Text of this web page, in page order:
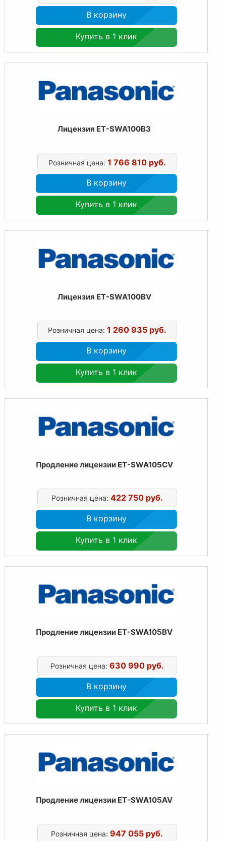
В корзину
Купить в 1 клик
Лицензия ET-SWA100B3
Розничная цена: 1 766 810 руб.
В корзину
Купить в 1 клик
Лицензия ET-SWA100BV
Розничная цена: 1 260 935 руб.
В корзину
Купить в 1 клик
Продление лицензии ET-SWA105CV
Розничная цена: 422 750 руб.
В корзину
Купить в 1 клик
Продление лицензии ET-SWA105BV
Розничная цена: 630 990 руб.
В корзину
Купить в 1 клик
Продление лицензии ET-SWA105AV
Розничная цена:947 055 руб.